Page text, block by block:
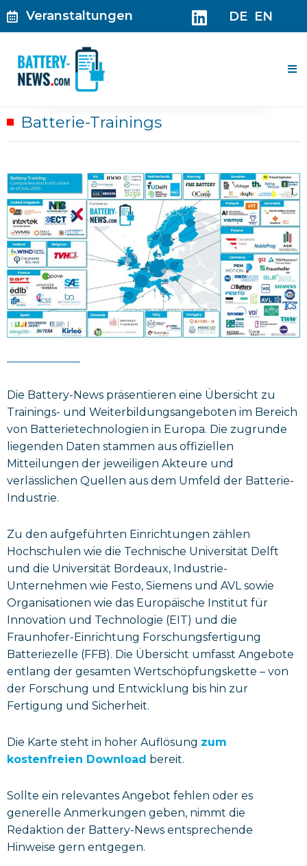
Zum
Inhalt
Veranstaltungen DE EN
Batterie-Trainings
Die Battery-News präsentieren eine Übersicht zu
Trainings- und Weiterbildungsangeboten im Bereich
von Batterietechnologien in Europa. Die zugrunde
liegenden Daten stammen aus offiziellen
Mitteilungen der jeweiligen Akteure und
verlässlichen Quellen aus dem Umfeld der Batterie-
Industrie.
Zu den aufgeführten Einrichtungen zählen
Hochschulen wie die Technische Universität Delft
und die Universität Bordeaux, Industrie-
Unternehmen wie Festo, Siemens und AVL sowie
Organisationen wie das Europäische Institut für
Innovation und Technologie (EIT) und die
Fraunhofer-Einrichtung Forschungsfertigung
Batteriezelle (FFB). Die Übersicht umfasst Angebote
entlang der gesamten Wertschöpfungskette – von
der Forschung und Entwicklung bis hin zur
Fertigung und Sicherheit.
Die Karte steht in hoher Auflösung zum
kostenfreien Download bereit.
Sollte ein relevantes Angebot fehlen oder es
generelle Anmerkungen geben, nimmt die
Redaktion der Battery-News entsprechende
Hinweise gern entgegen.